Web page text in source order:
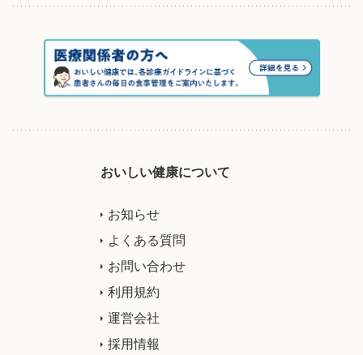
おいしい健康について
お知らせ
よくある質問
お問い合わせ
利用規約
運営会社
採用情報